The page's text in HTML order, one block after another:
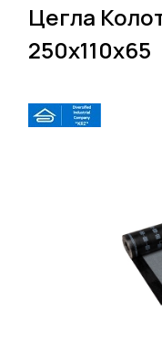
Цегла
250х110х65